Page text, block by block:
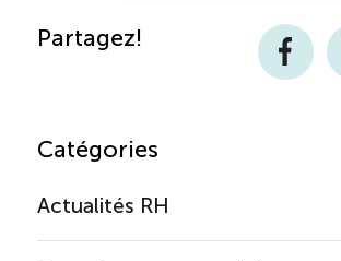
Partagez!
Catégories
Actualités RH